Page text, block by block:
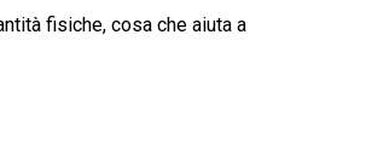
fisiche, cosa che aiuta a